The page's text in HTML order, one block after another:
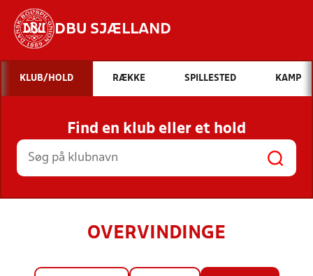
DBU SJÆLLAND
Hvad vil du søge efter?
INDHOLD OG NYHEDER
STILLINGER, RESULTATER, KLUBBER OG
HOLD
KLUB/HOLD RÆKKE SPILLESTED KAMP
Find en klub eller et hold
OVERVINDINGE